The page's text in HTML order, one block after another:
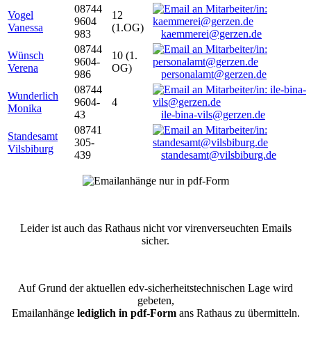
Vogel
Vanessa
08744
9604
983
12
(1.OG)
kaemmerei@gerzen.de
Wünsch
Verena
08744
9604-
986
10 (1.
OG)
personalamt@gerzen.de
Wunderlich
Monika
08744
9604-
43
4
ile-bina-vils@gerzen.de
Standesamt
Vilsbiburg
08741
305-
439
standesamt@vilsbiburg.de
Leider ist auch das Rathaus nicht vor virenverseuchten Emails
sicher.
Auf Grund der aktuellen edv-sicherheitstechnischen Lage wird
gebeten,
Emailanhänge lediglich in pdf-Formans Rathaus zu übermitteln.